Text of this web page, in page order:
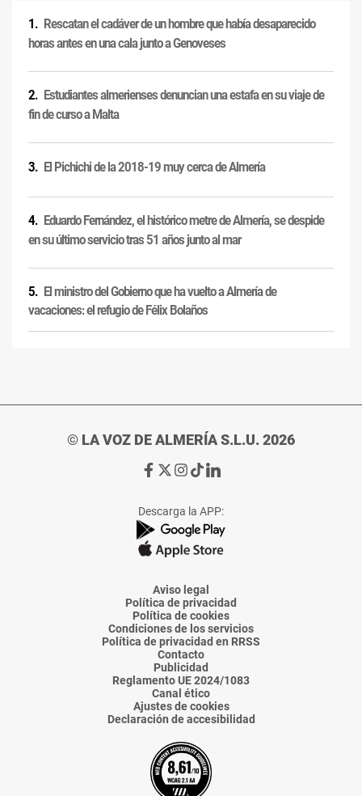
Rescatan el cadáver de un hombre que había desaparecido
horas antes en una cala junto a Genoveses
Estudiantes almerienses denuncian una estafa en su viaje de
fin de curso a Malta
El Pichichi de la 2018-19 muy cerca de Almería
Eduardo Fernández, el histórico metre de Almería, se despide
en su último servicio tras 51 años junto al mar
El ministro del Gobierno que ha vuelto a Almería de
vacaciones: el refugio de Félix Bolaños
© LA VOZ DE ALMERÍA S.L.U. 2026
Ir
de
La
Voz
Almería
Ir
de
La
Voz
Almería
Ir
de
La
Voz
Almería
Ir
de
La
Voz
Almería
Ir
de
La
Voz
Descarga la APP:
Aviso legal
Política de privacidad
Política de cookies
Condiciones de los servicios
Política de privacidad en RRSS
Contacto
Publicidad
Reglamento UE 2024/1083
Canal ético
Ajustes de cookies
Declaración de accesibilidad